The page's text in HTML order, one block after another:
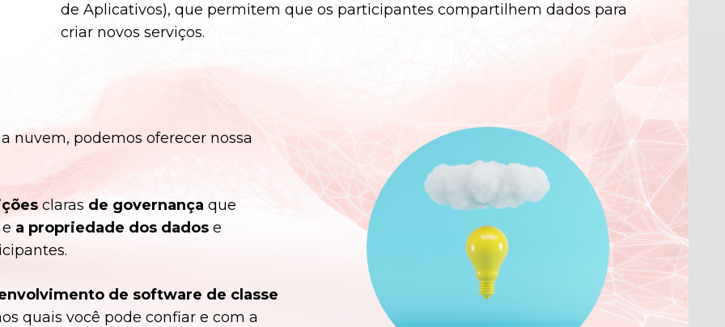
de Aplicativos), que permitem que os participantes compartilhem dados para
criar novos serviços.
nuvem, podemos oferecer nossa
claras de governança que
a propriedade dos dados e
de software de classe
quais você pode confiar e com a